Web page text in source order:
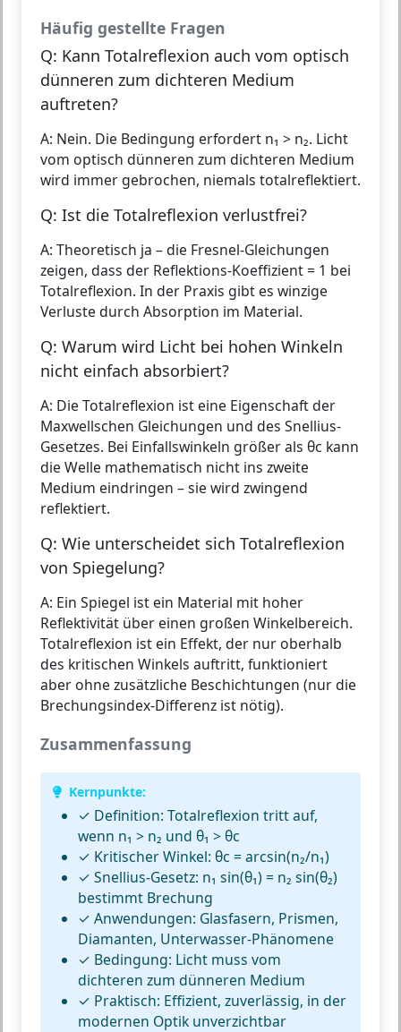
Häufig gestellte Fragen
Q: Kann Totalreflexion auch vom optisch
dünneren zum dichteren Medium
auftreten?
A: Nein. Die Bedingung erfordert n₁ > n₂. Licht
vom optisch dünneren zum dichteren Medium
wird immer gebrochen, niemals totalreflektiert.
Q: Ist die Totalreflexion verlustfrei?
A: Theoretisch ja – die Fresnel-Gleichungen
zeigen, dass der Reflektions-Koeffizient = 1 bei
Totalreflexion. In der Praxis gibt es winzige
Verluste durch Absorption im Material.
Q: Warum wird Licht bei hohen Winkeln
nicht einfach absorbiert?
A: Die Totalreflexion ist eine Eigenschaft der
Maxwellschen Gleichungen und des Snellius-
Gesetzes. Bei Einfallswinkeln größer als θc kann
die Welle mathematisch nicht ins zweite
Medium eindringen – sie wird zwingend
reflektiert.
Q: Wie unterscheidet sich Totalreflexion
von Spiegelung?
A: Ein Spiegel ist ein Material mit hoher
Reflektivität über einen großen Winkelbereich.
Totalreflexion ist ein Effekt, der nur oberhalb
des kritischen Winkels auftritt, funktioniert
aber ohne zusätzliche Beschichtungen (nur die
Brechungsindex-Differenz ist nötig).
Zusammenfassung
Kernpunkte:
✓ Definition: Totalreflexion tritt auf,
wenn n₁ > n₂ und θ₁ > θc
✓ Kritischer Winkel: θc = arcsin(n₂/n₁)
✓ Snellius-Gesetz: n₁ sin(θ₁) = n₂ sin(θ₂)
bestimmt Brechung
✓ Anwendungen: Glasfasern, Prismen,
Diamanten, Unterwasser-Phänomene
✓ Bedingung: Licht muss vom
dichteren zum dünneren Medium
✓ Praktisch: Effizient, zuverlässig, in der
modernen Optik unverzichtbar